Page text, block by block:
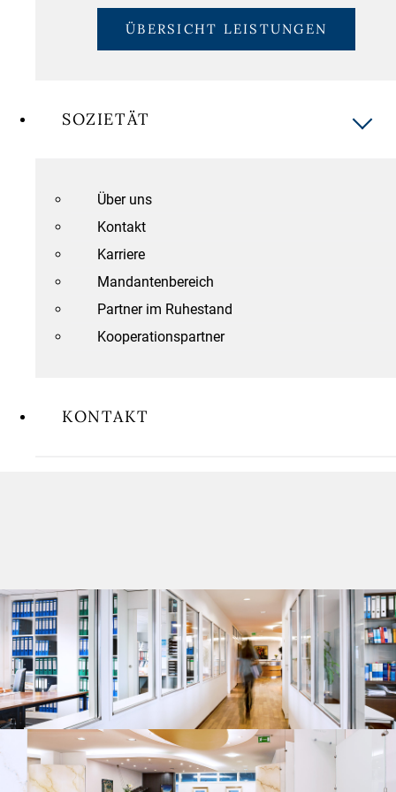
ÜBERSICHT LEISTUNGEN
SOZIETÄT
Über uns
Kontakt
Karriere
Mandantenbereich
Partner im Ruhestand
Kooperationspartner
KONTAKT